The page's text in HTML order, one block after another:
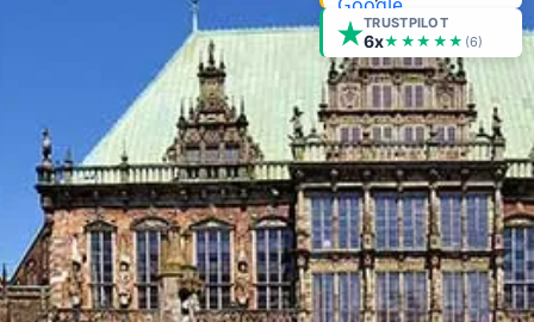
TRUSTPILOT
6x★★★★★ (6)